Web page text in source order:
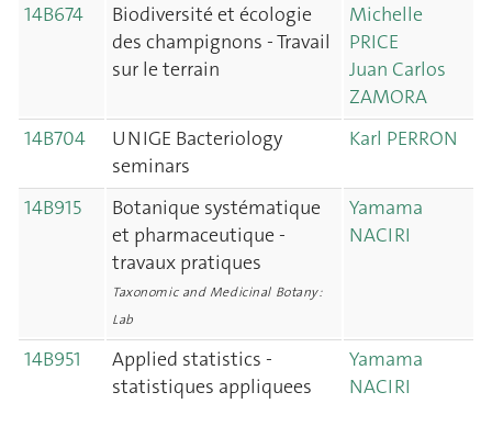
14B674
Biodiversité et écologie
des champignons - Travail
sur le terrain
Michelle
PRICE
Juan Carlos
ZAMORA
14B704
UNIGE Bacteriology
seminars
Karl PERRON
14B915
Botanique systématique
et pharmaceutique -
travaux pratiques
Taxonomic and Medicinal Botany:
Lab
Yamama
NACIRI
14B951
Applied statistics -
statistiques appliquees
Yamama
NACIRI